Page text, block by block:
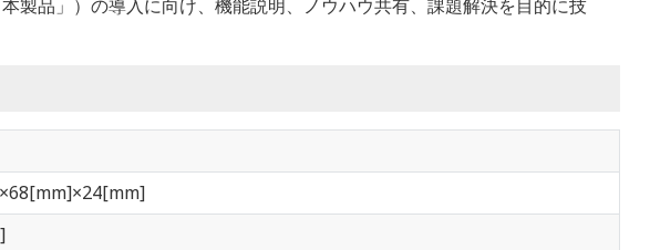
製品」）の導入に向け、機能説明、ノウハウ共有、課題解決を目的に技